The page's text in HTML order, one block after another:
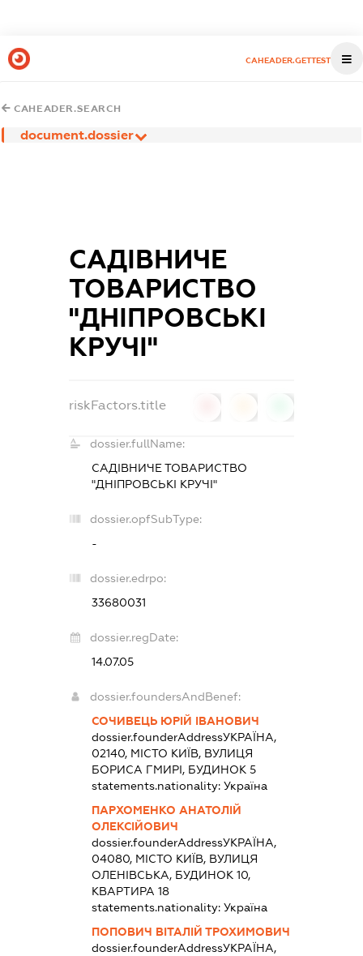
CAHEADER.GETTEST
CAHEADER.SEARCH
document.dossier
САДІВНИЧЕ
ТОВАРИСТВО
"ДНІПРОВСЬКІ
КРУЧІ"
riskFactors.title
dossier.fullName:
САДІВНИЧЕ ТОВАРИСТВО
"ДНІПРОВСЬКІ КРУЧІ"
dossier.opfSubType:
-
dossier.edrpo:
33680031
dossier.regDate:
14.07.05
dossier.foundersAndBenef:
СОЧИВЕЦЬ ЮРІЙ ІВАНОВИЧ
dossier.founderAddressУКРАЇНА,
02140, МІСТО КИЇВ, ВУЛИЦЯ
БОРИСА ГМИРІ, БУДИНОК 5
statements.nationality: Україна
ПАРХОМЕНКО АНАТОЛІЙ
ОЛЕКСІЙОВИЧ
dossier.founderAddressУКРАЇНА,
04080, МІСТО КИЇВ, ВУЛИЦЯ
ОЛЕНІВСЬКА, БУДИНОК 10,
КВАРТИРА 18
statements.nationality: Україна
ПОПОВИЧ ВІТАЛІЙ ТРОХИМОВИЧ
dossier.founderAddressУКРАЇНА,